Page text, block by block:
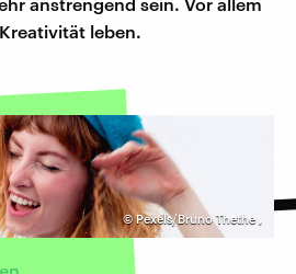
leben.
©Pexels/Bruno Thethe